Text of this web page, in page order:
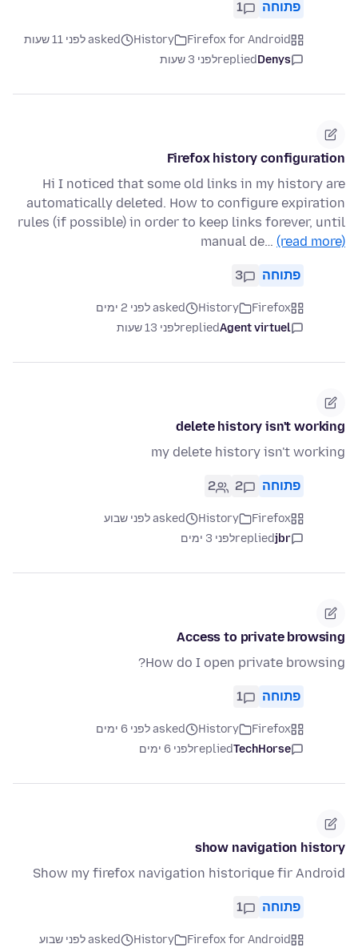
פתוחה 1
Firefox for Android
History
asked לפני 11 שעות
Denys
repliedלפני 3 שעות
Firefox history configuration
Hi I noticed that some old links in my history are
automatically deleted. How to configure expiration
rules (if possible) in order to keep links forever, until
manual de… (read more)
פתוחה 3
Firefox
History
asked לפני 2 ימים
Agent virtuel
repliedלפני 13 שעות
delete history isn't working
my delete history isn't working
פתוחה 2
2
Firefox
History
asked לפני שבוע
jbr
repliedלפני 3 ימים
Access to private browsing
How do I open private browsing?
פתוחה 1
Firefox
History
asked לפני 6 ימים
TechHorse
repliedלפני 6 ימים
show navigation history
Show my firefox navigation historique fir Android
פתוחה 1
Firefox for Android
History
asked לפני שבוע